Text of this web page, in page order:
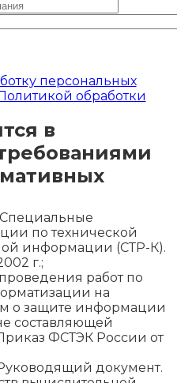
персональных
обработки
в
по технической
информации (СТР-К).
г.;
работ по
на
о защите информации
составляющей
ФСТЭК России от
документ.